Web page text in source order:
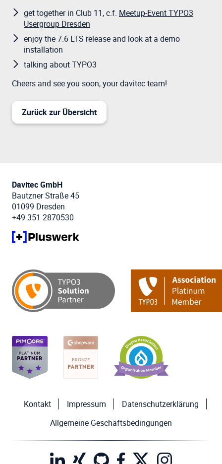
get together in Club 11, c.f. Meetup-Event TYPO3
Usergroup Dresden
enjoy the 7.6 LTS release and look at a demo
installation
talking about TYPO3
Cheers and see you soon, your davitec team!
Zurück zur Übersicht
Davitec GmbH
Bautzner Straße 45
01099 Dresden
+49 351 2870530
Kontakt Impressum
Datenschutzerklärung
Allgemeine Geschäftsbedingungen